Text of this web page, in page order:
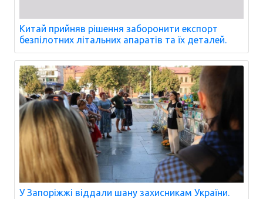
Китай прийняв рішення заборонити експорт
безпілотних літальних апаратів та їх деталей.
У Запоріжжі віддали шану захисникам України.